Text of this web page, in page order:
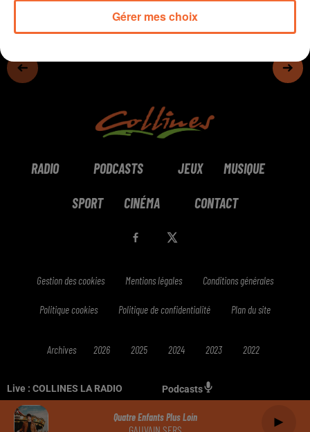
Live : COLLINES LA RADIO Podcasts
Quatre Enfants Plus Loin
GAUVAIN SERS
RADIO PODCASTS JEUX MUSIQUE
SPORT CINÉMA CONTACT
Gestion des cookies Mentions légales Conditions générales
Politique cookies Politique de confidentialité Plan du site
Archives 2026 2025 2024 2023 2022
Gérer mes choix